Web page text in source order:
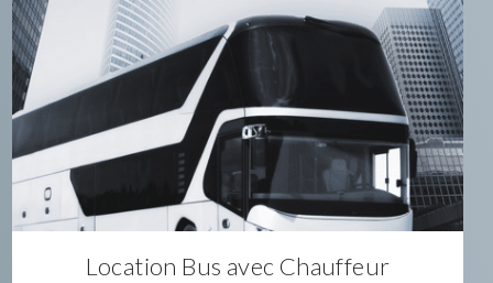
Location Bus avec Chauffeur